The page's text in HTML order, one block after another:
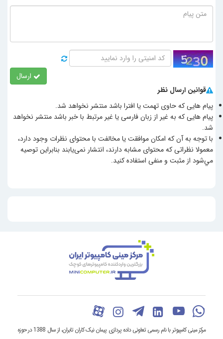
ارسال
قوانین ارسال نظر
پیام هایی که حاوی تهمت یا افترا باشد منتشر نخواهد شد.
پیام هایی که به غیر از زبان فارسی یا غیر مرتبط با خبر باشد منتشر نخواهد
شد.
با توجه به آن که امکان موافقت یا مخالفت با محتوای نظرات وجود دارد،
معمولا نظراتی که محتوای مشابه دارند، انتشار نمی‌یابند بنابراین توصيه
مي‌شود از مثبت و منفی استفاده کنید.
مرکز مینی کامپیوتر با نام رسمی تعاونی داده پردازی پیمان نیک کاران تابران، از سال 1388 در حوزه